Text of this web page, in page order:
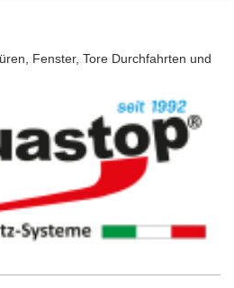
Fenster, Tore Durchfahrten und